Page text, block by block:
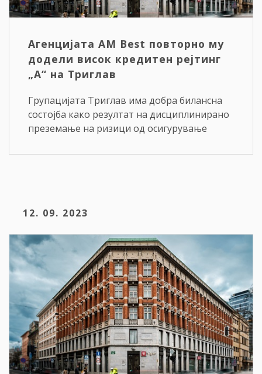
Агенцијата AM Best повторно му
додели висок кредитен рејтинг
„A“ на Триглав
Групацијата Триглав има добра билансна
состојба како резултат на дисциплинирано
преземање на ризици од осигурување
12. 09. 2023